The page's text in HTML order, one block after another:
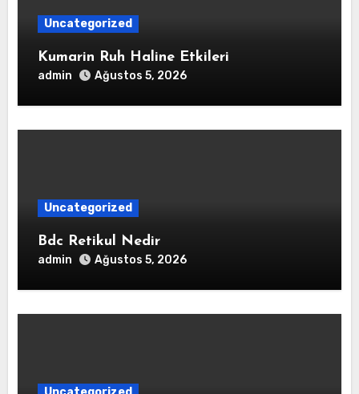
Uncategorized
Kumarin Ruh Haline Etkileri
admin Ağustos 5, 2026
Uncategorized
Bdc Retikul Nedir
admin Ağustos 5, 2026